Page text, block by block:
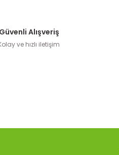
Güvenli Alışveriş
ve hızlı iletişim